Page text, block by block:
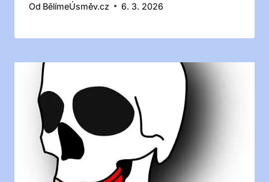
Od BělímeÚsměv.cz 6. 3. 2026